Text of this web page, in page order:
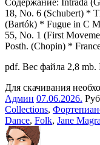
18, No. 6 (Schubert) *
(Bartók) * Fugue in C
55, No. 1 (First
Posth. (Chopin) *
pdf. Вес файла 2,8 mb.
Для скачивания
Админ 07.06.2026.
Collections,
Dance, Folk, Jane